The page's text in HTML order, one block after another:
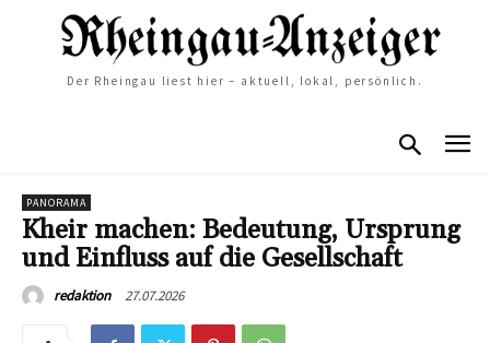
Der Rheingau liest hier – aktuell, lokal, persönlich.
PANORAMA
Kheir machen: Bedeutung, Ursprung
und Einfluss auf die Gesellschaft
redaktion 27.07.2026